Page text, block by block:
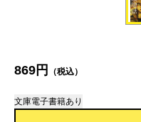
869円 （税込）
文庫電子書籍あり